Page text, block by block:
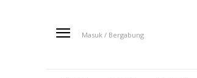
Masuk / Bergabung